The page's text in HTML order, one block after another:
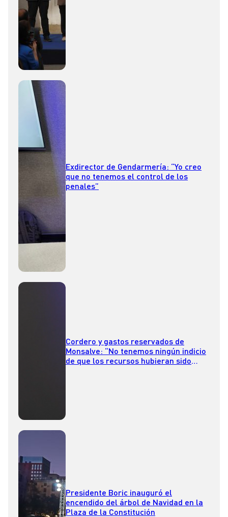
Exdirector de Gendarmería: “Yo creo
que no tenemos el control de los
penales”
Cordero y gastos reservados de
Monsalve: “No tenemos ningún indicio
de que los recursos hubieran sido
Presidente Boric inauguró el
encendido del árbol de Navidad en la
Plaza de la Constitución